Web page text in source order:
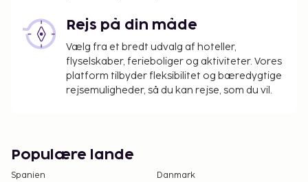
april. Indtjekning og udtjekning er ikke mulig denne
dag. Ngurah Rai International Lufthavn er også
lukket denne dag.
Gebyr for lufthavnstransport: 300000 IDR pr.
køretøj (enkelt)
Gebyrer og depositummer inkluderer muligvis ikke
Rejs på din måde
Vælg fra et bredt udvalg af hoteller,
flyselskaber, ferieboliger og aktiviteter. Vores
platform tilbyder fleksibilitet og bæredygtige
rejsemuligheder, så du kan rejse, som du vil.
Populære lande
Spanien
Danmark